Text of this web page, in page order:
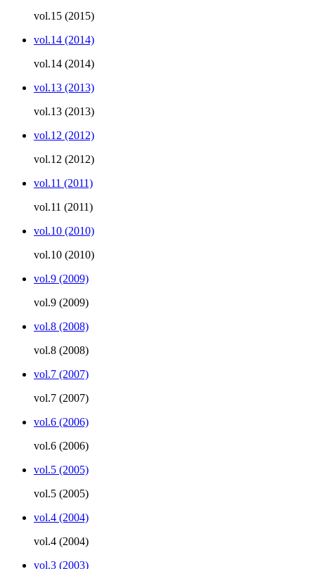
vol.15 (2015)
vol.14 (2014)
vol.14 (2014)
vol.13 (2013)
vol.13 (2013)
vol.12 (2012)
vol.12 (2012)
vol.11 (2011)
vol.11 (2011)
vol.10 (2010)
vol.10 (2010)
vol.9 (2009)
vol.9 (2009)
vol.8 (2008)
vol.8 (2008)
vol.7 (2007)
vol.7 (2007)
vol.6 (2006)
vol.6 (2006)
vol.5 (2005)
vol.5 (2005)
vol.4 (2004)
vol.4 (2004)
vol.3 (2003)